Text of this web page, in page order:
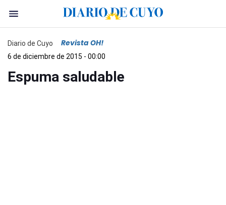
Diario de Cuyo Revista OH!
6 de diciembre de 2015 - 00:00
Espuma saludable